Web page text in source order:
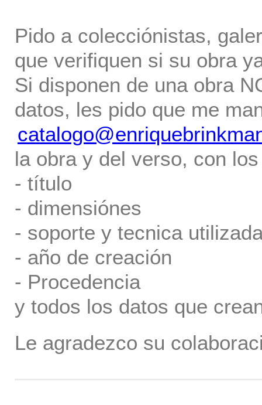
Pido a colecciónistas,
que verifiquen si su obra
Si disponen de una obra
datos, les pido que me
la obra y del verso, con
- título
- dimensiónes
- soporte y tecnica
- año de creación
- Procedencia
y todos los datos que
Le agradezco su